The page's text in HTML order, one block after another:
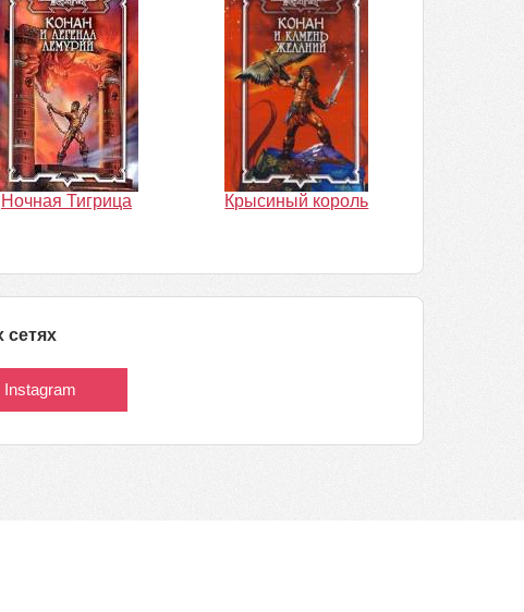
Ночная Тигрица Крысиный король
Instagram